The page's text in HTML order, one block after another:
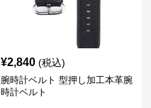
¥2,840 (税込)
腕時計ベルト 型押し加工本革腕
時計ベルト